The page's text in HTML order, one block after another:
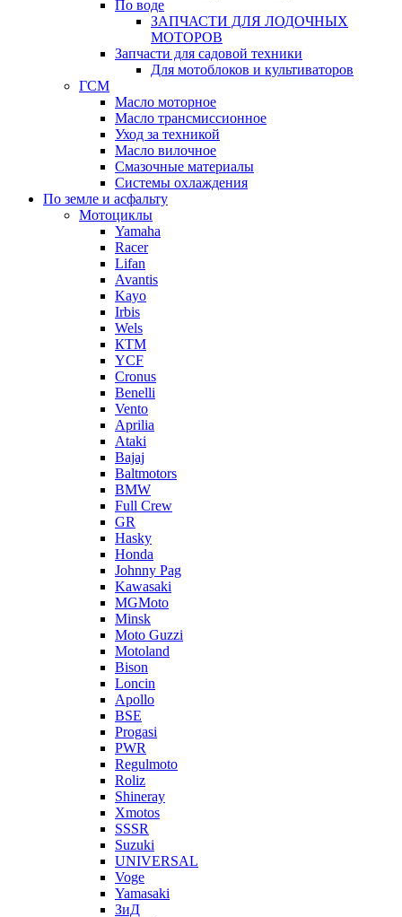
По воде
ЗАПЧАСТИ ДЛЯ ЛОДОЧНЫХ
МОТОРОВ
Запчасти для садовой техники
Для мотоблоков и культиваторов
ГСМ
Масло моторное
Масло трансмиссионное
Уход за техникой
Масло вилочное
Смазочные материалы
Системы охлаждения
По земле и асфальту
Мотоциклы
Yamaha
Racer
Lifan
Avantis
Kayo
Irbis
Wels
КТМ
YCF
Cronus
Benelli
Vento
Aprilia
Ataki
Bajaj
Baltmotors
BMW
Full Crew
GR
Hasky
Honda
Johnny Pag
Kawasaki
MGMoto
Minsk
Moto Guzzi
Motoland
Bison
Loncin
Apollo
BSE
Progasi
PWR
Regulmoto
Roliz
Shineray
Xmotos
SSSR
Suzuki
UNIVERSAL
Voge
Yamasaki
ЗиД